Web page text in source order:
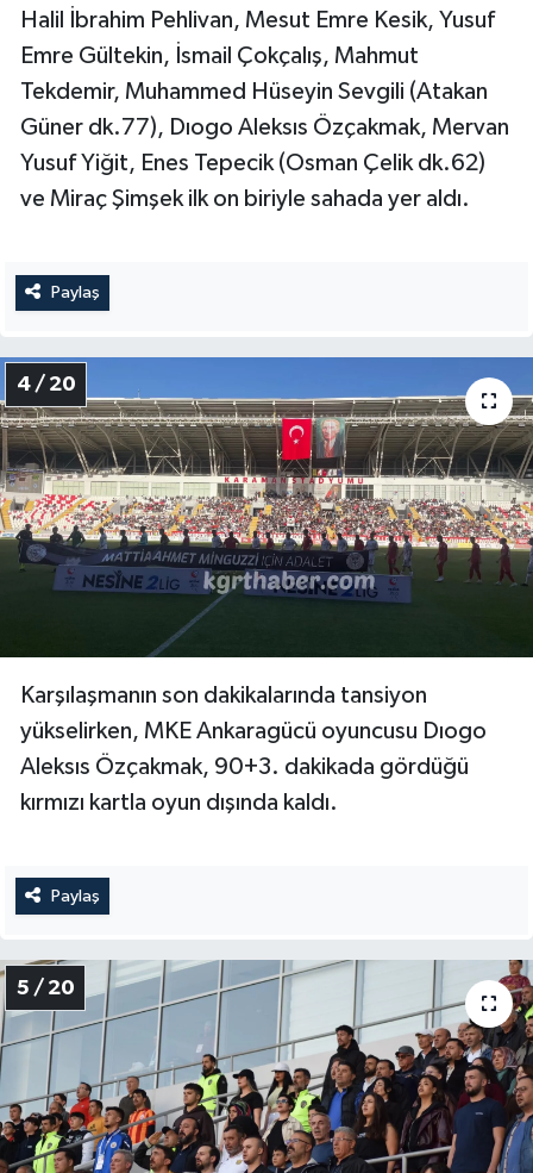
Halil İbrahim Pehlivan, Mesut Emre Kesik, Yusuf
Emre Gültekin, İsmail Çokçalış, Mahmut
Tekdemir, Muhammed Hüseyin Sevgili (Atakan
Güner dk.77), Dıogo Aleksıs Özçakmak, Mervan
Yusuf Yiğit, Enes Tepecik (Osman Çelik dk.62)
ve Miraç Şimşek ilk on biriyle sahada yer aldı.
Paylaş
4 / 20
Karşılaşmanın son dakikalarında tansiyon
yükselirken, MKE Ankaragücü oyuncusu Dıogo
Aleksıs Özçakmak, 90+3. dakikada gördüğü
kırmızı kartla oyun dışında kaldı.
Paylaş
5 / 20